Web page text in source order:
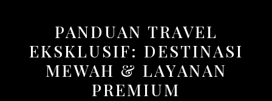
PANDUAN TRAVEL
EKSKLUSIF: DESTINASI
MEWAH & LAYANAN
PREMIUM